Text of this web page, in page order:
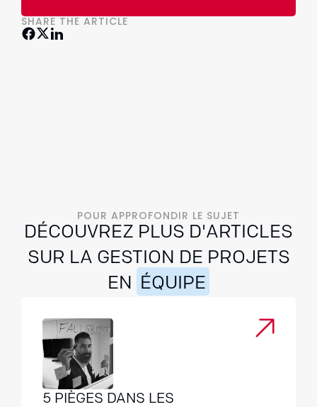
SHARE THE ARTICLE
POUR APPROFONDIR LE SUJET
DÉCOUVREZ PLUS D'ARTICLES
SUR LA GESTION DE PROJETS
EN ÉQUIPE
5 PIÈGES DANS LES